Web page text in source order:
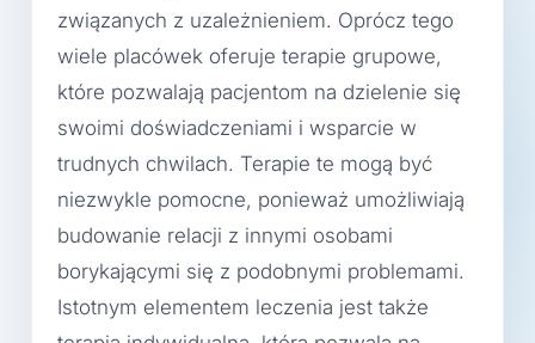
związanych z uzależnieniem. Oprócz tego
wiele placówek oferuje terapie grupowe,
które pozwalają pacjentom na dzielenie się
swoimi doświadczeniami i wsparcie w
trudnych chwilach. Terapie te mogą być
niezwykle pomocne, ponieważ umożliwiają
budowanie relacji z innymi osobami
borykającymi się z podobnymi problemami.
Istotnym elementem leczenia jest także